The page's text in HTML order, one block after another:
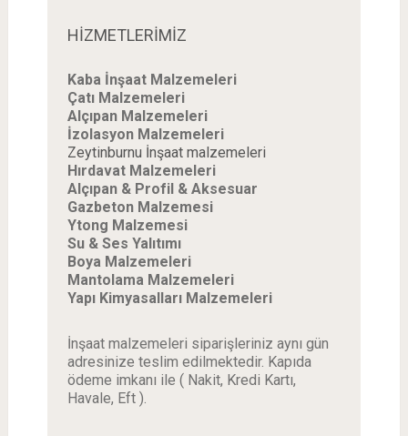
HİZMETLERİMİZ
Kaba İnşaat Malzemeleri
Çatı Malzemeleri
Alçıpan Malzemeleri
İzolasyon Malzemeleri
Zeytinburnu İnşaat malzemeleri
Hırdavat Malzemeleri
Alçıpan & Profil & Aksesuar
Gazbeton Malzemesi
Ytong Malzemesi
Su & Ses Yalıtımı
Boya Malzemeleri
Mantolama Malzemeleri
Yapı Kimyasalları Malzemeleri
İnşaat malzemeleri siparişleriniz aynı gün
adresinize teslim edilmektedir. Kapıda
ödeme imkanı ile ( Nakit, Kredi Kartı,
Havale, Eft ).